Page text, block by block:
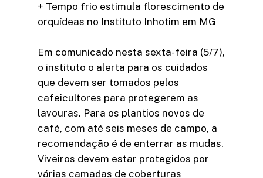
+ Tempo frio estimula florescimento de
orquídeas no Instituto Inhotim em MG
Em comunicado nesta sexta-feira (5/7),
o instituto o alerta para os cuidados
que devem ser tomados pelos
cafeicultores para protegerem as
lavouras. Para os plantios novos de
café, com até seis meses de campo, a
recomendação é de enterrar as mudas.
Viveiros devem estar protegidos por
várias camadas de coberturas